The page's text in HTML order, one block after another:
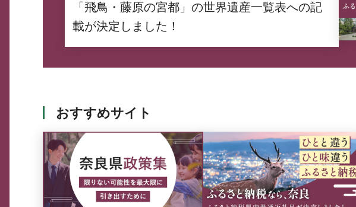
「飛鳥・藤原の宮都」の世界遺産一覧表への記
載が決定しました！
おすすめサイト